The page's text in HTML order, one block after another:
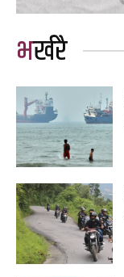
भर्खरै